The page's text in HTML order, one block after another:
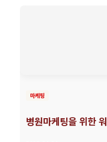
마케팅
병원마케팅을 위한